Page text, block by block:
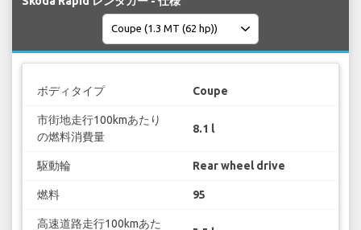
ボディタイプ Coupe
市街地走行100kmあたり
の燃料消費量
8.1 l
駆動輪 Rear wheel drive
燃料 95
高速道路走行100kmあた